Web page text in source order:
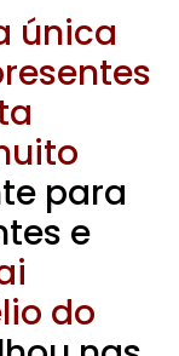
única
para
e
do